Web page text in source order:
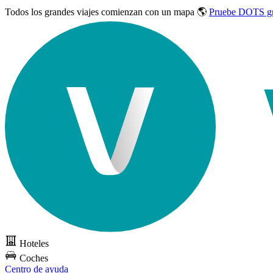
Todos los grandes viajes comienzan con un mapa 🌎 Pruebe DOTS
Hoteles
Coches
Centro de ayuda